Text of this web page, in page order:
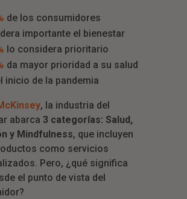
de los consumidores
importante el bienestar
lo considera prioritario
da mayor prioridad a su salud
inicio de la pandemia
, la industria del
abarca 3 categorías: Salud,
y Mindfulness, que incluyen
como servicios
Pero, ¿qué significa
el punto de vista del